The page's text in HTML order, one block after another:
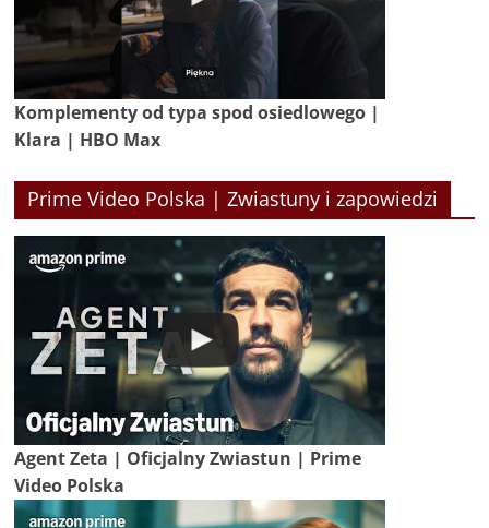
Komplementy od typa spod osiedlowego |
Klara | HBO Max
Prime Video Polska | Zwiastuny i zapowiedzi
Agent Zeta | Oficjalny Zwiastun | Prime
Video Polska